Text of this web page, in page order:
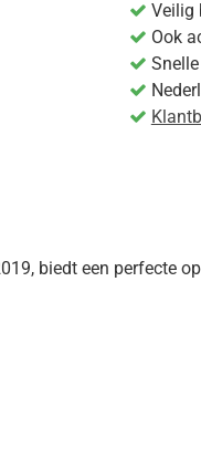
Veilig
Ook
biedt een